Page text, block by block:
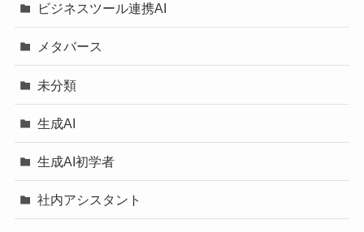
ビジネスツール連携AI
メタバース
未分類
生成AI
生成AI初学者
社内アシスタント